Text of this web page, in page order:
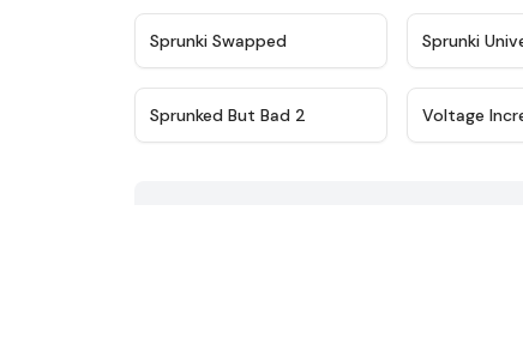
Sprunki Swapped Sprunki
Sprunked But Bad 2 Voltage